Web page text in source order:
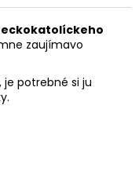
zaujímavo
je potrebné si ju